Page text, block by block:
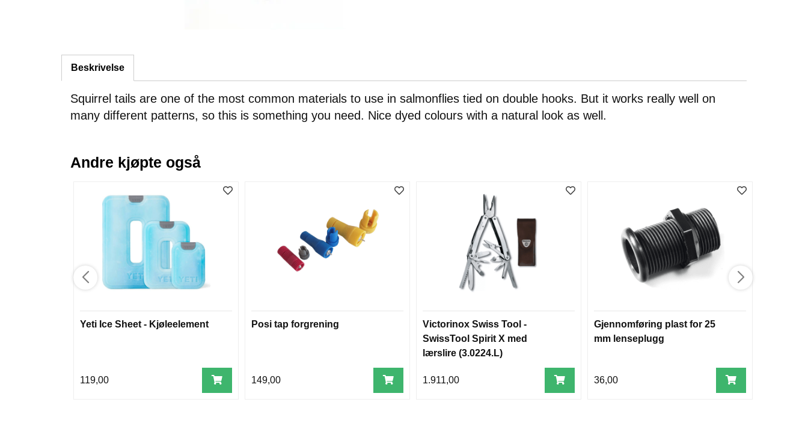
Beskrivelse
Squirrel tails are one of the most common materials to use in salmonflies tied on double hooks. But it works really well on
many different patterns, so this is something you need. Nice dyed colours with a natural look as well.
Andre kjøpte også
Yeti Ice Sheet - Kjøleelement
119,00
Posi tap forgrening
149,00
Victorinox Swiss Tool -
SwissTool Spirit X med
lærslire (3.0224.L)
1.911,00
Gjennomføring plast for 25
mm lenseplugg
36,00